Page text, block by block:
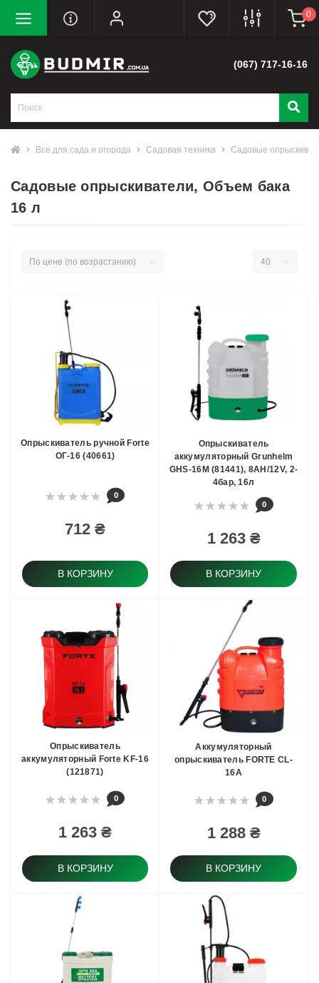
0
(067) 717-16-16
Все для сада и огорода Садовая техника Садовые
Садовые опрыскиватели, Объем бака
16 л
Опрыскиватель ручной Forte
ОГ-16 (40661)
0
712 ₴
В КОРЗИНУ
Опрыскиватель
аккумуляторный Grunhelm
GHS-16M (81441), 8АН/12V, 2-
4бар, 16л
0
1 263 ₴
В КОРЗИНУ
Опрыскиватель
аккумуляторный Forte KF-16
(121871)
0
1 263 ₴
В КОРЗИНУ
Аккумуляторный
опрыскиватель FORTE CL-
16A
0
1 288 ₴
В КОРЗИНУ